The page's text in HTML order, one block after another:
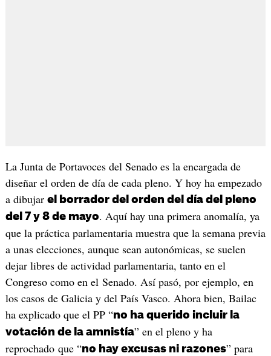
La Junta de Portavoces del Senado es la encargada de
diseñar el orden de día de cada pleno. Y hoy ha empezado
a dibujar el borrador del orden del día del pleno
del 7 y 8 de mayo. Aquí hay una primera anomalía, ya
que la práctica parlamentaria muestra que la semana previa
a unas elecciones, aunque sean autonómicas, se suelen
dejar libres de actividad parlamentaria, tanto en el
Congreso como en el Senado. Así pasó, por ejemplo, en
los casos de Galicia y del País Vasco. Ahora bien, Bailac
ha explicado que el PP “no ha querido incluir la
votación de la amnistía” en el pleno y ha
reprochado que “no hay excusas ni razones” para